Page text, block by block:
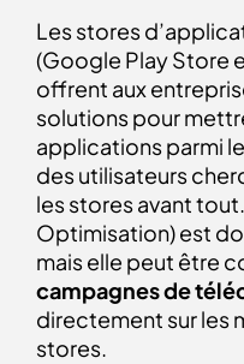
Les stores
(Google Play Store
offrent aux
solutions pour
applications parmi
des utilisateurs
les stores avant
Optimisation) est
mais elle peut être
campagnes de
directement sur les
stores.